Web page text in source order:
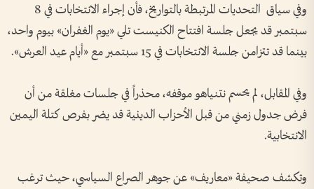
وفي سياق التحديات المرتبطة بالتواريخ، فأن إجراء الانتخابات في 8
سبتمبر قد يجعل جلسة افتتاح الكنيست تلي «يوم الغفران» بيوم واحد،
بينما قد تتزامن جلسة الانتخابات في 15 سبتمبر مع «أيام عيد العرش».
وفي المقابل، لم يحسم نتنياهو موقفه، محذراً في جلسات مغلقة من أن
فرض جدول زمني من قبل الأحزاب الدينية قد يضر بفرص كتلة اليمين
الانتخابية.
وتكشف صحيفة «معاريف» عن جوهر الصراع السياسي، حيث ترغب